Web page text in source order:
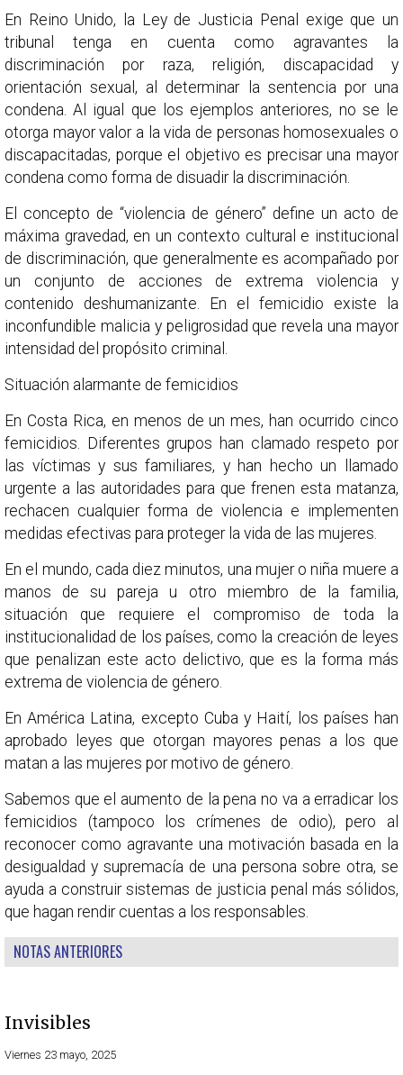
En Reino Unido, la Ley de Justicia Penal exige que un
tribunal tenga en cuenta como agravantes la
discriminación por raza, religión, discapacidad y
orientación sexual, al determinar la sentencia por una
condena. Al igual que los ejemplos anteriores, no se le
otorga mayor valor a la vida de personas homosexuales o
discapacitadas, porque el objetivo es precisar una mayor
condena como forma de disuadir la discriminación.
El concepto de “violencia de género” define un acto de
máxima gravedad, en un contexto cultural e institucional
de discriminación, que generalmente es acompañado por
un conjunto de acciones de extrema violencia y
contenido deshumanizante. En el femicidio existe la
inconfundible malicia y peligrosidad que revela una mayor
intensidad del propósito criminal.
Situación alarmante de femicidios
En Costa Rica, en menos de un mes, han ocurrido cinco
femicidios. Diferentes grupos han clamado respeto por
las víctimas y sus familiares, y han hecho un llamado
urgente a las autoridades para que frenen esta matanza,
rechacen cualquier forma de violencia e implementen
medidas efectivas para proteger la vida de las mujeres.
En el mundo, cada diez minutos, una mujer o niña muere a
manos de su pareja u otro miembro de la familia,
situación que requiere el compromiso de toda la
institucionalidad de los países, como la creación de leyes
que penalizan este acto delictivo, que es la forma más
extrema de violencia de género.
En América Latina, excepto Cuba y Haití, los países han
aprobado leyes que otorgan mayores penas a los que
matan a las mujeres por motivo de género.
Sabemos que el aumento de la pena no va a erradicar los
femicidios (tampoco los crímenes de odio), pero al
reconocer como agravante una motivación basada en la
desigualdad y supremacía de una persona sobre otra, se
ayuda a construir sistemas de justicia penal más sólidos,
que hagan rendir cuentas a los responsables.
NOTAS ANTERIORES
Invisibles
Viernes 23 mayo, 2025